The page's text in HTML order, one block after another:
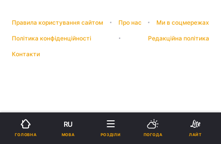
Правила користування сайтом Про нас Ми в соцмережах
Політика конфіденційності Редакційна політика
Контакти
ГОЛОВНА
RU
МОВА РОЗДІЛИ ПОГОДА ЛАЙТ